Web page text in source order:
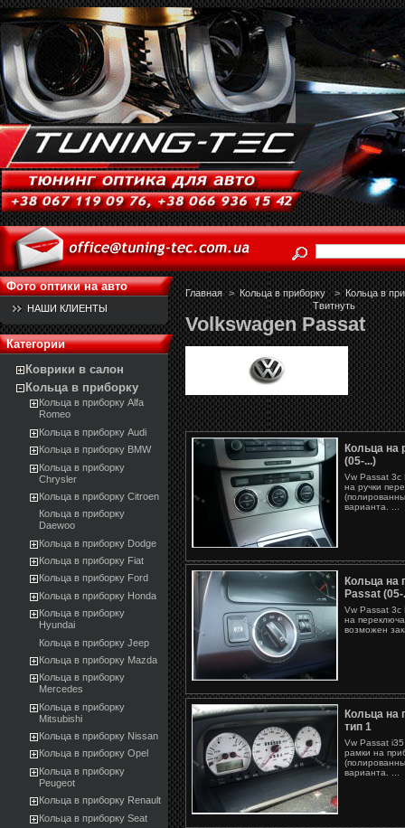
Фото оптики на авто
НАШИ КЛИЕНТЫ
Категории
Коврики в салон
Кольца в приборку
Кольца в приборку Alfa
Romeo
Кольца в приборку Audi
Кольца в приборку BMW
Кольца в приборку
Chrysler
Кольца в приборку Citroen
Кольца в приборку
Daewoo
Кольца в приборку Dodge
Кольца в приборку Fiat
Кольца в приборку Ford
Кольца в приборку Honda
Кольца в приборку
Hyundai
Кольца в приборку Jeep
Кольца в приборку Mazda
Кольца в приборку
Mercedes
Кольца в приборку
Mitsubishi
Кольца в приборку Nissan
Кольца в приборку Opel
Кольца в приборку
Peugeot
Кольца в приборку Renault
Кольца в приборку Seat
Главная > Кольца в приборку > Кольца в
Твитнуть
Volkswagen Passat
Кольца на
(05-...)
Vw Passat
на ручки
варианта. ...
Кольца на
Passat (05-
Vw Passat
на
возможен
Кольца на
тип 1
Vw Passat
рамки на
варианта. ...